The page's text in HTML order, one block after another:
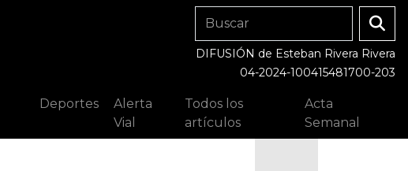
DIFUSIÓN de Esteban Rivera Rivera
04-2024-100415481700-203
Deportes
Alerta
Vial
Todos los
artículos
Acta
Semanal